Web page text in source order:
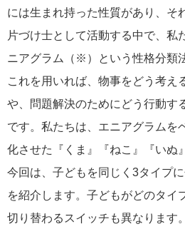
には生まれ持った性質があり、そ
片づけ士として活動する中で、私
ニアグラム（※）という性格分類
これを用いれば、物事をどう考え
や、問題解決のためにどう行動す
です。私たちは、エニアグラムを
化させた『くま』『ねこ』『いぬ
今回は、子どもを同じく3タイプ
を紹介します。子どもがどのタイ
切り替わるスイッチも異なります